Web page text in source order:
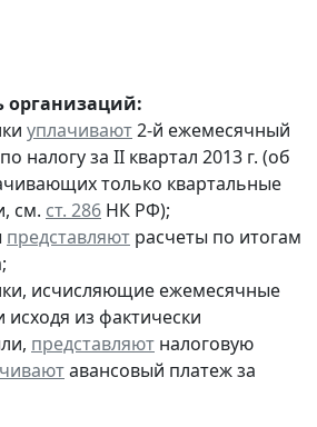
организаций:
уплачивают2-й ежемесячный
налогу за II квартал 2013 г. (об
только квартальные
см. ст. 286 НК РФ);
представляют расчеты по итогам
исчисляющие ежемесячные
из фактически
представляют налоговую
авансовый платеж за